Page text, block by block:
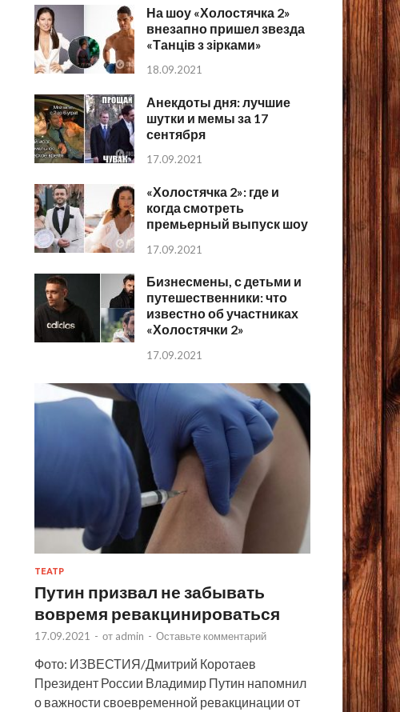
На шоу «Холостячка 2»
внезапно пришел звезда
«Танців з зірками»
18.09.2021
Анекдоты дня: лучшие
шутки и мемы за 17
сентября
17.09.2021
«Холостячка 2»: где и
когда смотреть
премьерный выпуск шоу
17.09.2021
Бизнесмены, с детьми и
путешественники: что
известно об участниках
«Холостячки 2»
17.09.2021
ТЕАТР
Путин призвал не забывать
вовремя ревакцинироваться
17.09.2021 - от admin - Оставьте комментарий
Фото: ИЗВЕСТИЯ/Дмитрий Коротаев
Президент России Владимир Путин напомнил
о важности своевременной ревакцинации от